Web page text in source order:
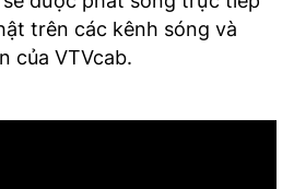
trên các kênh sóng và
của VTVcab.